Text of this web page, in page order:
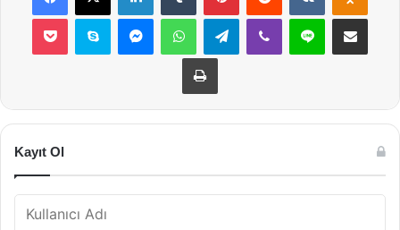
Pocket Skype MessengerWhatsAppTelegramViber Line E-Posta ile
Yazdır
Kayıt Ol